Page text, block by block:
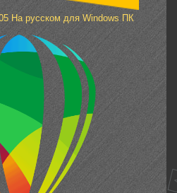
На русском для Windows ПК